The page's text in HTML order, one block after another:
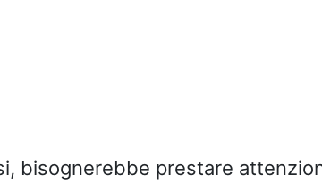
bisognerebbe prestare